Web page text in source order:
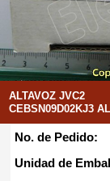
ALTAVOZ JVC2
CEBSN09D02KJ3
No. de Pedido:
Unidad de